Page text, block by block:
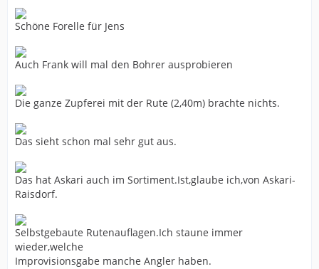
Schöne Forelle für Jens
Auch Frank will mal den Bohrer ausprobieren
Die ganze Zupferei mit der Rute (2,40m) brachte nichts.
Das sieht schon mal sehr gut aus.
Das hat Askari auch im Sortiment.Ist,glaube ich,von Askari-
Raisdorf.
Selbstgebaute Rutenauflagen.Ich staune immer
wieder,welche
Improvisionsgabe manche Angler haben.